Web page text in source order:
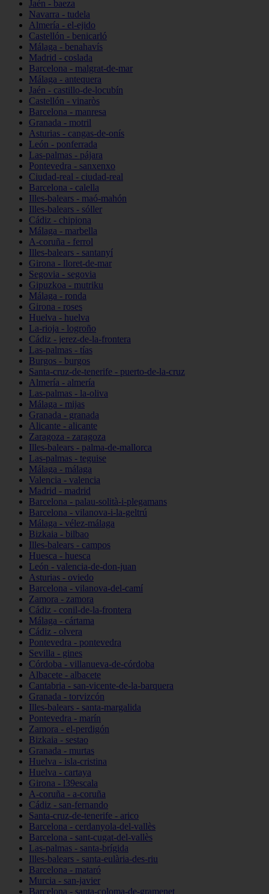
Jaén - baeza
Navarra - tudela
Almería - el-ejido
Castellón - benicarló
Málaga - benahavís
Madrid - coslada
Barcelona - malgrat-de-mar
Málaga - antequera
Jaén - castillo-de-locubín
Castellón - vinaròs
Barcelona - manresa
Granada - motril
Asturias - cangas-de-onís
León - ponferrada
Las-palmas - pájara
Pontevedra - sanxenxo
Ciudad-real - ciudad-real
Barcelona - calella
Illes-balears - maó-mahón
Illes-balears - sóller
Cádiz - chipiona
Málaga - marbella
A-coruña - ferrol
Illes-balears - santanyí
Girona - lloret-de-mar
Segovia - segovia
Gipuzkoa - mutriku
Málaga - ronda
Girona - roses
Huelva - huelva
La-rioja - logroño
Cádiz - jerez-de-la-frontera
Las-palmas - tías
Burgos - burgos
Santa-cruz-de-tenerife - puerto-de-la-cruz
Almería - almería
Las-palmas - la-oliva
Málaga - mijas
Granada - granada
Alicante - alicante
Zaragoza - zaragoza
Illes-balears - palma-de-mallorca
Las-palmas - teguise
Málaga - málaga
Valencia - valencia
Madrid - madrid
Barcelona - palau-solità-i-plegamans
Barcelona - vilanova-i-la-geltrú
Málaga - vélez-málaga
Bizkaia - bilbao
Illes-balears - campos
Huesca - huesca
León - valencia-de-don-juan
Asturias - oviedo
Barcelona - vilanova-del-camí
Zamora - zamora
Cádiz - conil-de-la-frontera
Málaga - cártama
Cádiz - olvera
Pontevedra - pontevedra
Sevilla - gines
Córdoba - villanueva-de-córdoba
Albacete - albacete
Cantabria - san-vicente-de-la-barquera
Granada - torvizcón
Illes-balears - santa-margalida
Pontevedra - marín
Zamora - el-perdigón
Bizkaia - sestao
Granada - murtas
Huelva - isla-cristina
Huelva - cartaya
Girona - l39escala
A-coruña - a-coruña
Cádiz - san-fernando
Santa-cruz-de-tenerife - arico
Barcelona - cerdanyola-del-vallès
Barcelona - sant-cugat-del-vallès
Las-palmas - santa-brígida
Illes-balears - santa-eulària-des-riu
Barcelona - mataró
Murcia - san-javier
Barcelona - santa-coloma-de-gramenet